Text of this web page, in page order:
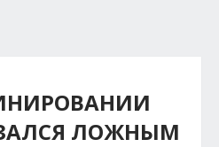
ЛОЖНЫМ